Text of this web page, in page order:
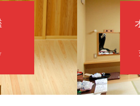
朝 8 日（土）
第2回 智之介・力造 二人会
笑福亭智之介「昭和任侠伝」「天
開演：午前10時（9時30分開場）
前売2,000円 当日 2,500円
お問合せ：智之介・力造 二人会事